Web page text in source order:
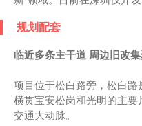
规划配套
临近多条主干道 周边旧改
项目位于松白路旁，松白路
横贯宝安松岗和光明的主
交通大动脉。